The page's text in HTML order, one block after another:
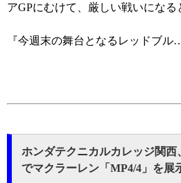
アGPにむけて、厳しい戦いになる
『今週末の舞台となるレッドブル
ホンダテクニカルカレッジ関西
でマクラーレン「MP4/4」を展